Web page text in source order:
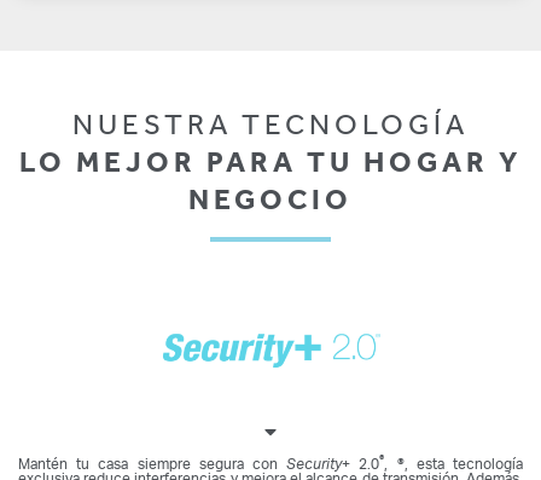
NUESTRA TECNOLOGÍA
LO MEJOR PARA TU HOGAR Y
NEGOCIO
Mantén tu casa siempre segura conSecurity+ 2.0®
, ®, esta tecnología